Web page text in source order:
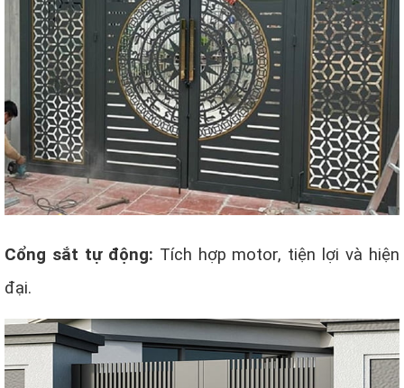
Cổng sắt tự động: Tích hợp motor, tiện lợi và hiện
đại.